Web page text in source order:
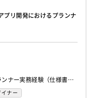
プリ開発におけるプランナ
ナー実務経験（仕様書作
前段階から自走し、自ら
イナー